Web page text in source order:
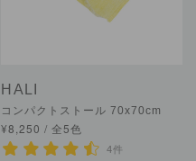
HALI
コンパクトストール 70x70cm
¥8,250 / 全5色
4件